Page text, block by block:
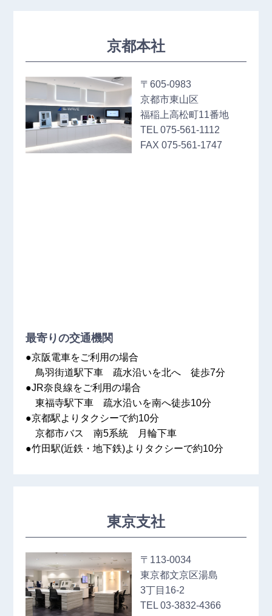
京都本社
〒605‐0983
京都市東山区
福稲上高松町11番地
TEL 075‐561‐1112
FAX 075‐561‐1747
最寄りの交通機関
●京阪電車をご利用の場合
鳥羽街道駅下車 疏水沿いを北へ 徒歩7分
●JR奈良線をご利用の場合
東福寺駅下車 疏水沿いを南へ徒歩10分
●京都駅よりタクシーで約10分
京都市バス 南5系統 月輪下車
●竹田駅(近鉄・地下鉄)よりタクシーで約10分
東京支社
〒113‐0034
東京都文京区湯島
3丁目16‐2
TEL 03‐3832‐4366